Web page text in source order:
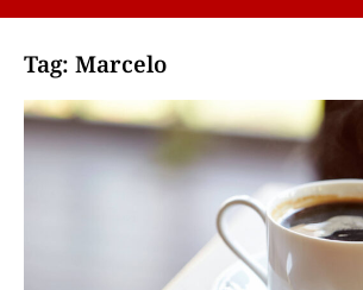
Tag: Marcelo